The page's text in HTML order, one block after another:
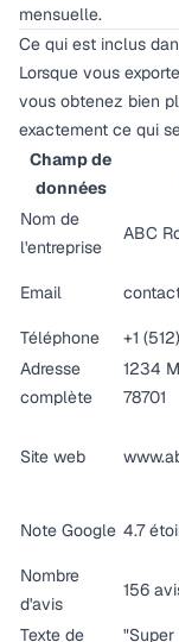
mensuelle.
Ce qui est inclus
Lorsque vous
vous obtenez bien
exactement ce qui
Champ de
données
Nom de
l'entreprise
ABC
Email
Téléphone
+1
Adresse
complète
1234
78701
Site web
Note Google 4.7
Nombre
d'avis
156
Texte de